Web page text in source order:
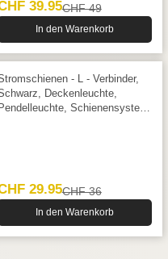
39.95CHF 49
In den Warenkorb
- L - Verbinder,
Deckenleuchte,
Pendelleuchte, Schienensystem,
29.95CHF 36
In den Warenkorb